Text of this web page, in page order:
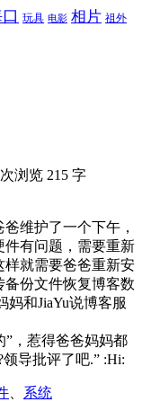
玩具 电影 相片 祖外
浏览 215 字
维护了一个下午，
件有问题，需要重新
样就需要爸爸重新安
份文件恢复博客数
和JiaYu说博客服
”，惹得爸爸妈妈都
导批评了吧.” :Hi:
系统